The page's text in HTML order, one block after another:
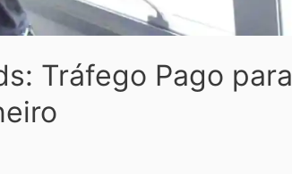
Tráfego Pago para